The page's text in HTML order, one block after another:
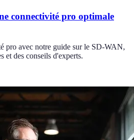
connectivité pro optimale
pro avec notre guide sur le SD-WAN,
et des conseils d'experts.